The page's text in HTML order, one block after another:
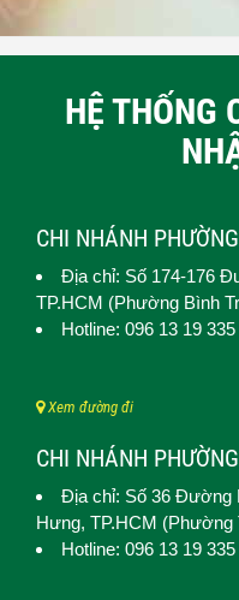
HỆ THỐNG
CHI NHÁNH
Địa chỉ: Số 174-176
TP.HCM (Phường Bình
Hotline: 096 13 19 335
Xem đường đi
CHI NHÁNH
Địa chỉ: Số 36 Đường
Hưng, TP.HCM (Phường
Hotline: 096 13 19 335